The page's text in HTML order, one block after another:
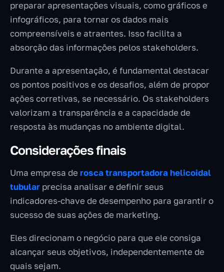
preparar apresentações visuais, como gráficos e
infográficos, para tornar os dados mais
compreensíveis e atraentes. Isso facilita a
absorção das informações pelos stakeholders.
Durante a apresentação, é fundamental destacar
os pontos positivos e os desafios, além de propor
ações corretivas, se necessário. Os stakeholders
valorizam a transparência e a capacidade de
resposta às mudanças no ambiente digital.
Considerações finais
Uma empresa de rosca transportadora helicoidal
tubular precisa analisar e definir seus
indicadores-chave de desempenho para garantir o
sucesso de suas ações de marketing.
Eles direcionam o negócio para que ele consiga
alcançar seus objetivos, independentemente de
quais sejam.